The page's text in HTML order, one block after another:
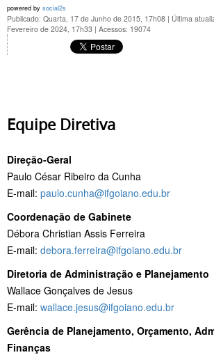
powered by social2s
Publicado: Quarta, 17 de Junho de 2015, 17h08 | Última
Fevereiro de 2024, 17h33 | Acessos: 19074
Equipe Diretiva
Direção-Geral
Paulo César Ribeiro da Cunha
E-mail: paulo.cunha@ifgoiano.edu.br
Coordenação de Gabinete
Débora Christian Assis Ferreira
E-mail: debora.ferreira@ifgoiano.edu.br
Diretoria de Administração e Planejamento
Wallace Gonçalves de Jesus
E-mail: wallace.jesus@ifgoiano.edu.br
Gerência de Planejamento, Orçamento,
Finanças